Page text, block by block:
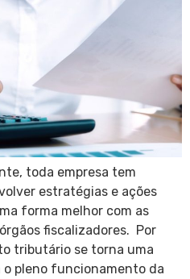
toda empresa tem
estratégias e ações
forma melhor com as
fiscalizadores. Por
tributário se torna uma
pleno funcionamento da